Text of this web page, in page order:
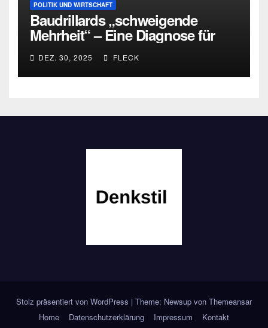
POLITIK UND WIRTSCHAFT
Baudrillards „schweigende
Mehrheit“ – Eine Diagnose für
heute
DEZ. 30, 2025 FLECK
Stolz präsentiert von WordPress | Theme: Newsup von Themeansar
Home
Datenschutzerklärung Impressum Kontakt